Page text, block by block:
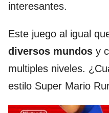
interesantes.
Este juego al igual
diversos mundos y
multiples niveles.
estilo Super Mario